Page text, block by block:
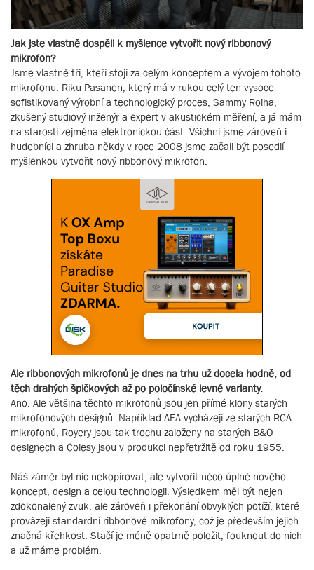
Jak jste vlastně dospěli k myšlence vytvořit nový ribbonový
mikrofon?
Jsme vlastně tři, kteří stojí za celým konceptem a vývojem tohoto
mikrofonu: Riku Pasanen, který má v rukou celý ten vysoce
sofistikovaný výrobní a technologický proces, Sammy Roiha,
zkušený studiový inženýr a expert v akustickém měření, a já mám
na starosti zejména elektronickou část. Všichni jsme zároveň i
hudebníci a zhruba někdy v roce 2008 jsme začali být posedlí
myšlenkou vytvořit nový ribbonový mikrofon.
Ale ribbonových mikrofonů je dnes na trhu už docela hodně, od
těch drahých špičkových až po poločínské levné varianty.
Ano. Ale většina těchto mikrofonů jsou jen přímé klony starých
mikrofonových designů. Například AEA vycházejí ze starých RCA
mikrofonů, Royery jsou tak trochu založeny na starých B&O
designech a Colesy jsou v produkci nepřetržitě od roku 1955.
Náš záměr byl nic nekopírovat, ale vytvořit něco úplně nového -
koncept, design a celou technologii. Výsledkem měl být nejen
zdokonalený zvuk, ale zároveň i překonání obvyklých potíží, které
provázejí standardní ribbonové mikrofony, což je především jejich
značná křehkost. Stačí je méně opatrně položit, fouknout do nich
a už máme problém.